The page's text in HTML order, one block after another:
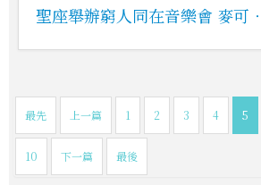
聖座舉辦窮人同在音樂會 麥可
最先 上一篇 1 2 3 4 5
10 下一篇 最後